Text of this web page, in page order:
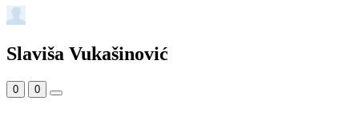
Slaviša Vukašinović
0 0